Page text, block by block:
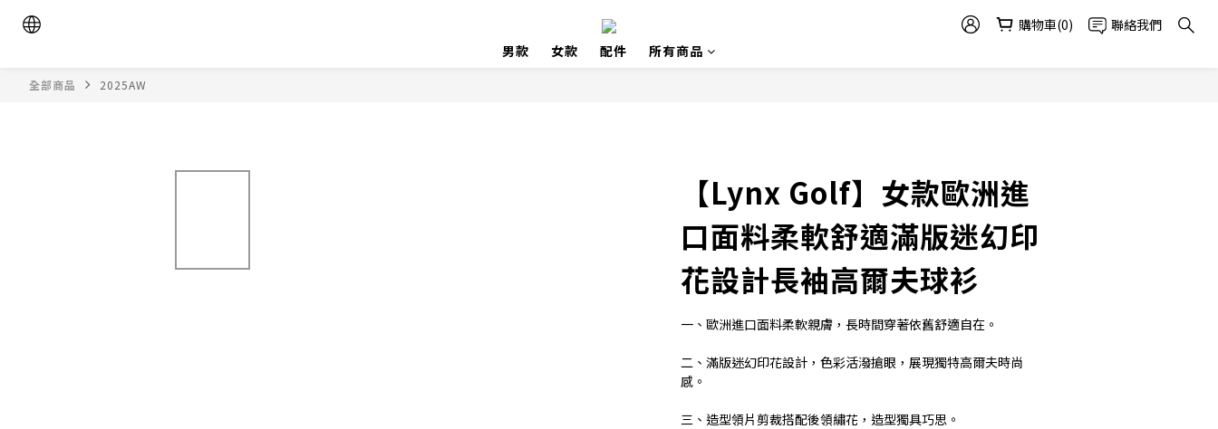
購物車(0)
聯絡我們
男款
女款 配件 所有商品
全部商品 2025AW
【Lynx Golf】女款歐洲進
口面料柔軟舒適滿版迷幻印
花設計長袖高爾夫球衫
一、歐洲進口面料柔軟親膚，長時間穿著依舊舒適自在。
二、滿版迷幻印花設計，色彩活潑搶眼，展現獨特高爾夫時尚
感。
三、造型領片剪裁搭配後領繡花，造型獨具巧思。